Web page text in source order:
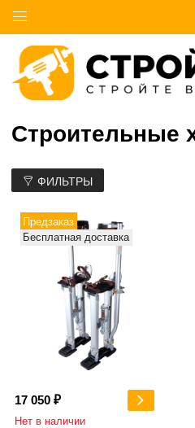
Строительные
ФИЛЬТРЫ
Предзаказ
Бесплатная доставка
17 050 ₽
Нет в наличии